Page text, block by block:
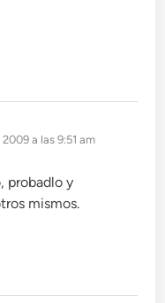
a las 9:51 am
probadlo y
mismos.